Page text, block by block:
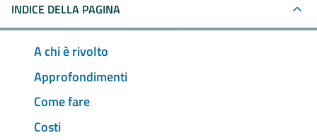
INDICE DELLA PAGINA
A chi è rivolto
Approfondimenti
Come fare
Costi